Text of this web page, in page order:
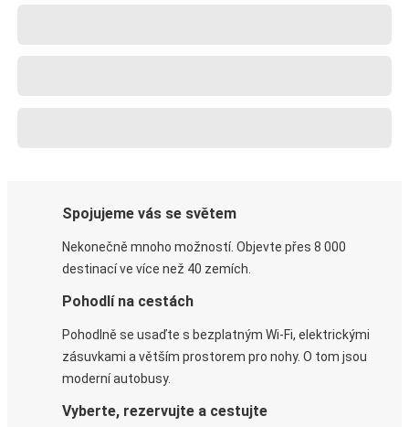
Spojujeme vás se světem
Nekonečně mnoho možností. Objevte přes 8 000
destinací ve více než 40 zemích.
Pohodlí na cestách
Pohodlně se usaďte s bezplatným Wi-Fi, elektrickými
zásuvkami a větším prostorem pro nohy. O tom jsou
moderní autobusy.
Vyberte, rezervujte a cestujte